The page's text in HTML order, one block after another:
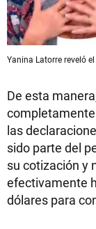
Yanina Latorre reveló
De esta
las
sido parte del
su cotización y
efectivamente
dólares para